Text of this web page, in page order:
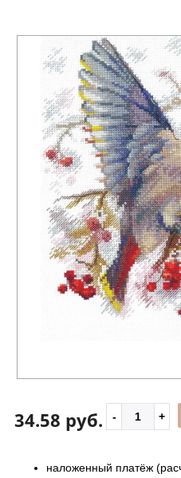
34.58 руб.
наложенный платёж